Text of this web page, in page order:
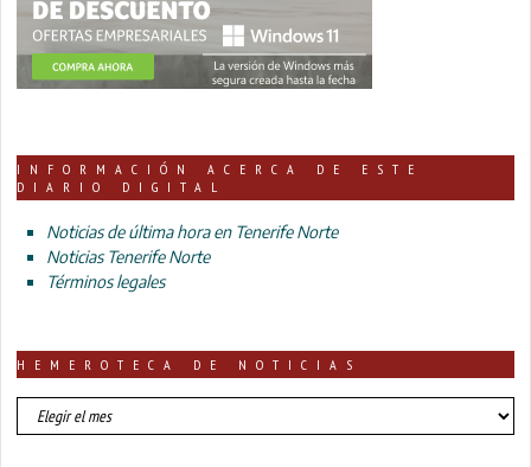
INFORMACIÓN ACERCA DE ESTE
DIARIO DIGITAL
Noticias de última hora en Tenerife Norte
Noticias Tenerife Norte
Términos legales
HEMEROTECA DE NOTICIAS
HEMEROTECA
DE